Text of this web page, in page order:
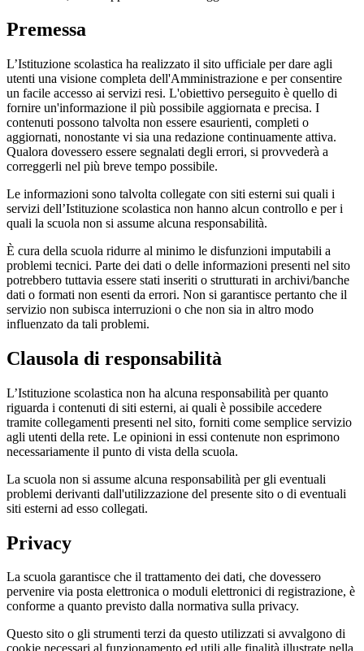
Premessa
L’Istituzione scolastica ha realizzato il sito ufficiale per dare agli
utenti una visione completa dell'Amministrazione e per consentire
un facile accesso ai servizi resi. L'obiettivo perseguito è quello di
fornire un'informazione il più possibile aggiornata e precisa. I
contenuti possono talvolta non essere esaurienti, completi o
aggiornati, nonostante vi sia una redazione continuamente attiva.
Qualora dovessero essere segnalati degli errori, si provvederà a
correggerli nel più breve tempo possibile.
Le informazioni sono talvolta collegate con siti esterni sui quali i
servizi dell’Istituzione scolastica non hanno alcun controllo e per i
quali la scuola non si assume alcuna responsabilità.
È cura della scuola ridurre al minimo le disfunzioni imputabili a
problemi tecnici. Parte dei dati o delle informazioni presenti nel sito
potrebbero tuttavia essere stati inseriti o strutturati in archivi/banche
dati o formati non esenti da errori. Non si garantisce pertanto che il
servizio non subisca interruzioni o che non sia in altro modo
influenzato da tali problemi.
Clausola di responsabilità
L’Istituzione scolastica non ha alcuna responsabilità per quanto
riguarda i contenuti di siti esterni, ai quali è possibile accedere
tramite collegamenti presenti nel sito, forniti come semplice servizio
agli utenti della rete. Le opinioni in essi contenute non esprimono
necessariamente il punto di vista della scuola.
La scuola non si assume alcuna responsabilità per gli eventuali
problemi derivanti dall'utilizzazione del presente sito o di eventuali
siti esterni ad esso collegati.
Privacy
La scuola garantisce che il trattamento dei dati, che dovessero
pervenire via posta elettronica o moduli elettronici di registrazione, è
conforme a quanto previsto dalla normativa sulla privacy.
Questo sito o gli strumenti terzi da questo utilizzati si avvalgono di